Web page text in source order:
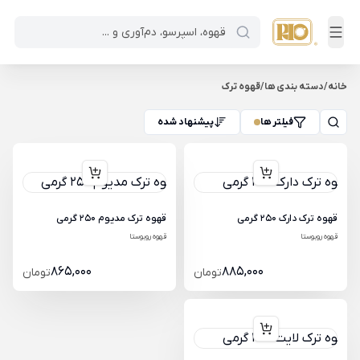
خانه/دسته بندی ها/قهوه ترک
فیلتر ها پیشنهاد شده
قهوه ترک دارک 250 گرمی
قهوه روبوستا
885,000تومان
قهوه ترک مدیوم 250 گرمی
قهوه روبوستا
865,000تومان